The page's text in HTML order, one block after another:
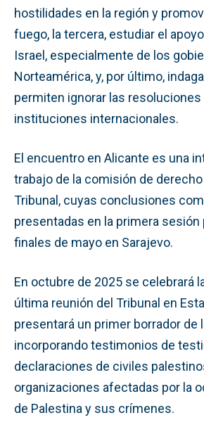
hostilidades en la región y
fuego, la tercera, estudiar el
Israel, especialmente de los
Norteamérica, y, por último,
permiten ignorar las resoluciones
instituciones internacionales.
El encuentro en Alicante es una
trabajo de la comisión de
Tribunal, cuyas conclusiones
presentadas en la primera sesión
finales de mayo en Sarajevo.
En octubre de 2025 se celebrará
última reunión del Tribunal en
presentará un primer borrador de
incorporando testimonios de
declaraciones de civiles
organizaciones afectadas por la
de Palestina y sus crímenes.